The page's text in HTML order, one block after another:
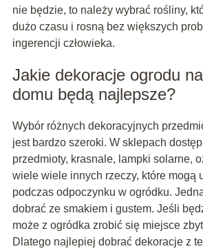
nie będzie, to należy wybrać rośliny,
dużo czasu i rosną bez większych
ingerencji człowieka.
Jakie dekoracje ogrodu
domu będą najlepsze?
Wybór różnych dekoracyjnych
jest bardzo szeroki. W sklepach
przedmioty, krasnale, lampki solarne,
wiele wiele innych rzeczy, które mogą
podczas odpoczynku w ogródku.
dobrać ze smakiem i gustem. Jeśli
może z ogródka zrobić się miejsce
Dlatego najlepiej dobrać dekoracje z